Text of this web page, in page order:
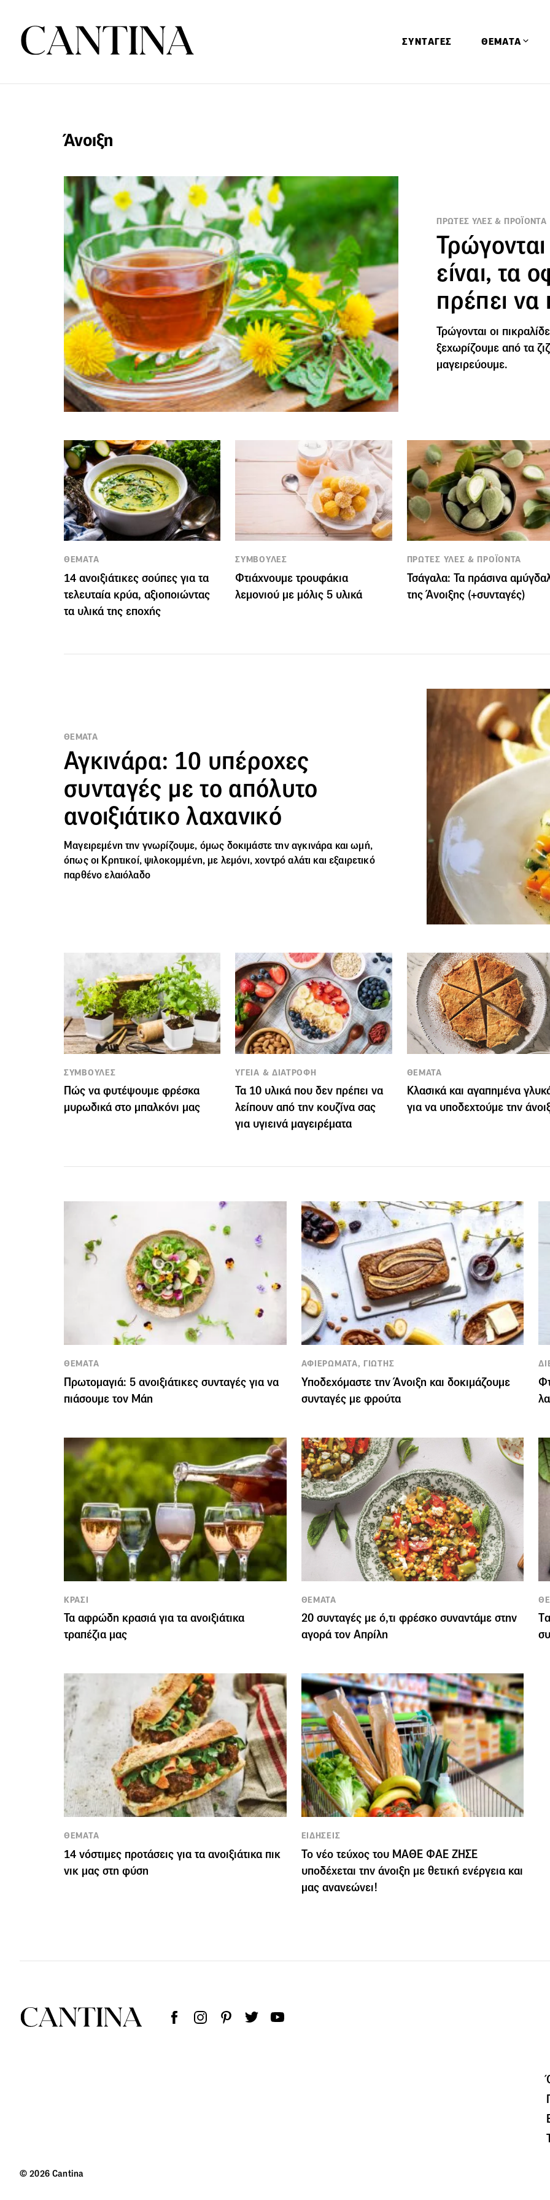
ΣΥΝΤΑΓΕΣ ΘΕΜΑΤΑ
Υγεία &
Άνοιξη
ΠΡΩΤΕΣ ΥΛΕΣ & ΠΡΟΪΟΝΤΑ
Τρώγονται
είναι, τα
πρέπει
Τρώγονται οι
ξεχωρίζουμε από τα
μαγειρεύουμε.
ΘΕΜΑΤΑ
14 ανοιξιάτικες σούπες για τα
τελευταία κρύα, αξιοποιώντας
τα υλικά της εποχής
ΣΥΜΒΟΥΛΕΣ
Φτιάχνουμε τρουφάκια
λεμονιού με μόλις 5 υλικά
ΠΡΩΤΕΣ ΥΛΕΣ & ΠΡΟΪΟΝΤΑ
Τσάγαλα: Τα πράσινα
της Άνοιξης (+συνταγές)
ΘΕΜΑΤΑ
Αγκινάρα: 10 υπέροχες
συνταγές με το απόλυτο
ανοιξιάτικο λαχανικό
Μαγειρεμένη την γνωρίζουμε, όμως δοκιμάστε την αγκινάρα και ωμή,
όπως οι Κρητικοί, ψιλοκομμένη, με λεμόνι, χοντρό αλάτι και εξαιρετικό
παρθένο ελαιόλαδο
ΣΥΜΒΟΥΛΕΣ
Πώς να φυτέψουμε φρέσκα
μυρωδικά στο μπαλκόνι μας
ΥΓΕΙΑ & ΔΙΑΤΡΟΦΗ
Τα 10 υλικά που δεν πρέπει να
λείπουν από την κουζίνα σας
για υγιεινά μαγειρέματα
ΘΕΜΑΤΑ
Κλασικά και αγαπημένα
για να υποδεχτούμε την
ΘΕΜΑΤΑ
Πρωτομαγιά: 5 ανοιξιάτικες συνταγές για να
πιάσουμε τον Μάη
ΑΦΙΕΡΩΜΑΤΑ, ΓΙΩΤΗΣ
Υποδεχόμαστε την Άνοιξη και δοκιμάζουμε
συνταγές με φρούτα
ΚΡΑΣΙ
Τα αφρώδη κρασιά για τα ανοιξιάτικα
τραπέζια μας
ΘΕΜΑΤΑ
20 συνταγές με ό,τι φρέσκο συναντάμε στην
αγορά τον Απρίλη
ΘΕΜΑΤΑ
14 νόστιμες προτάσεις για τα ανοιξιάτικα πικ
νικ μας στη φύση
ΕΙΔΗΣΕΙΣ
Το νέο τεύχος του ΜΑΘΕ ΦΑΕ ΖΗΣΕ
υποδέχεται την άνοιξη με θετική ενέργεια και
μας ανανεώνει!
© 2026 Cantina